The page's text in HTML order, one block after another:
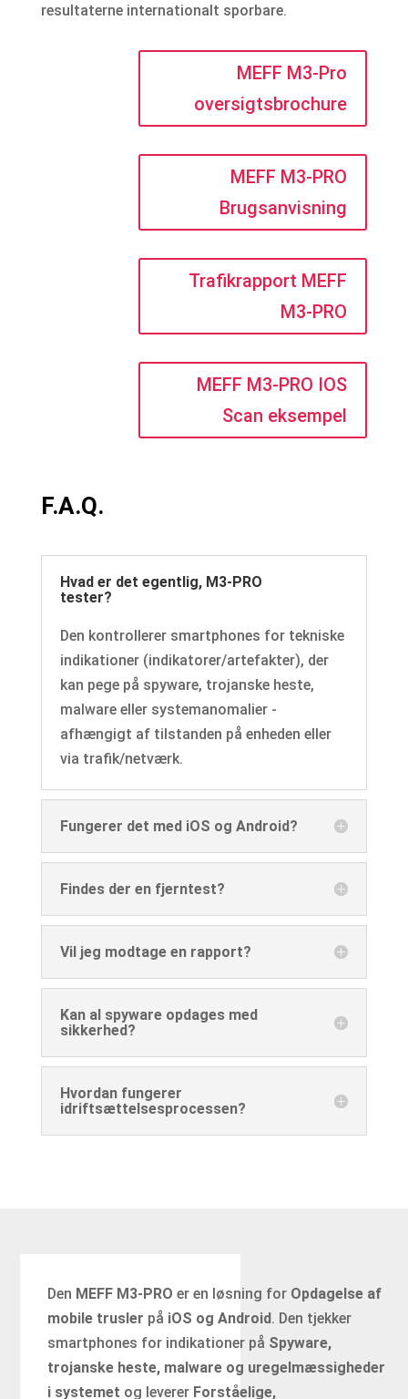
resultaterne internationalt sporbare.
MEFF M3-Pro
oversigtsbrochure
MEFF M3-PRO
Brugsanvisning
Trafikrapport MEFF
M3-PRO
MEFF M3-PRO IOS
Scan eksempel
F.A.Q.
Hvad er det egentlig, M3-PRO
tester?
Den kontrollerer smartphones for tekniske
indikationer (indikatorer/artefakter), der
kan pege på spyware, trojanske heste,
malware eller systemanomalier -
afhængigt af tilstanden på enheden eller
via trafik/netværk.
Fungerer det med iOS og Android?
Findes der en fjerntest?
Vil jeg modtage en rapport?
Kan al spyware opdages med
sikkerhed?
Hvordan fungerer
idriftsættelsesprocessen?
Den MEFF M3-PRO er en løsning for Opdagelse af
mobile trusler på iOS og Android. Den tjekker
smartphones for indikationer på Spyware,
trojanske heste, malware og uregelmæssigheder
i systemet og leverer Forståelige,